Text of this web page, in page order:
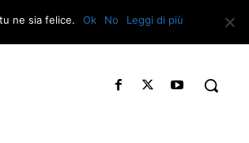
ne sia felice. Ok No Leggi di più